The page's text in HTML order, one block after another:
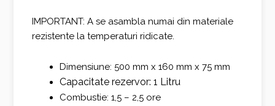
IMPORTANT: A se asambla numai din materiale
rezistente la temperaturi ridicate.
Dimensiune: 500 mm x 160 mm x 75 mm
Capacitate rezervor: 1 Litru
Combustie: 1,5 – 2,5 ore